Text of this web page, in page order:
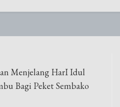
Menjelang HarI Idul
Bagi Peket Sembako